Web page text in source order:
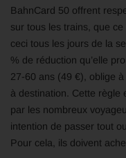
BahnCard 50 offrent
sur tous les trains, que
ceci tous les jours de la
% de réduction qu’elle
27-60 ans (49 €), oblige
à destination. Cette règle
par les nombreux
intention de passer tout
Pour cela, ils doivent